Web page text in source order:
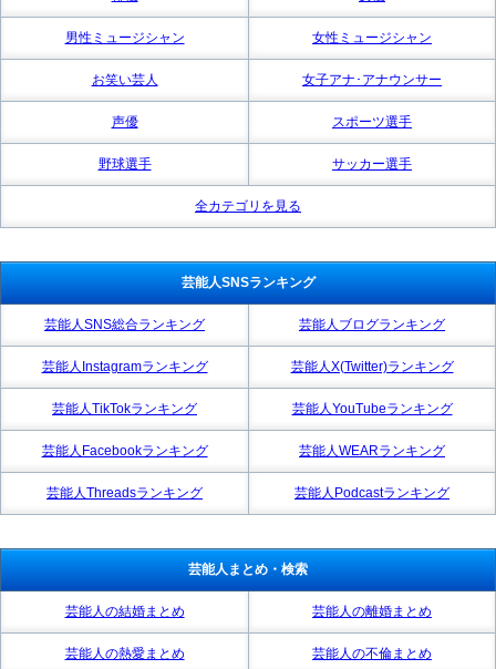
男性ミュージシャン 女性ミュージシャン
お笑い芸人 女子アナ･アナウンサー
声優 スポーツ選手
野球選手 サッカー選手
全カテゴリを見る
芸能人SNSランキング
芸能人SNS総合ランキング 芸能人ブログランキング
芸能人Instagramランキング 芸能人X(Twitter)ランキング
芸能人TikTokランキング 芸能人YouTubeランキング
芸能人Facebookランキング 芸能人WEARランキング
芸能人Threadsランキング 芸能人Podcastランキング
芸能人まとめ・検索
芸能人の結婚まとめ 芸能人の離婚まとめ
芸能人の熱愛まとめ 芸能人の不倫まとめ